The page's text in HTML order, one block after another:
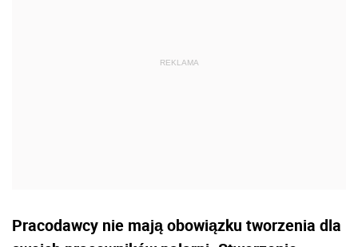
Pracodawcy nie mają obowiązku tworzenia dla